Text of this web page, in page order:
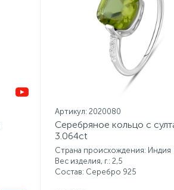
Артикул: 2020080
Серебряное кольцо с
3.064ct
Страна происхождения: Индия
Вес изделия, г.: 2,5
Состав: Серебро 925